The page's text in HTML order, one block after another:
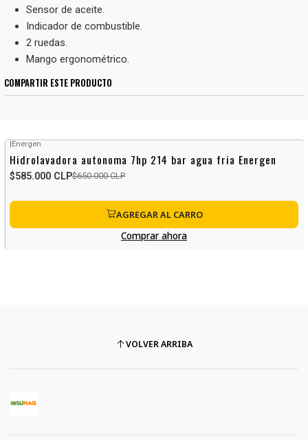
Sensor de aceite.
Indicador de combustible.
2 ruedas.
Mango ergonométrico.
COMPARTIR ESTE PRODUCTO
-10%OFF
Sin stock
Energen
Hidrolavadora autonoma 7hp 214 bar agua fria Energen
$585.000 CLP$650.000 CLP
AGREGAR AL CARRO
Comprar ahora
VOLVER ARRIBA